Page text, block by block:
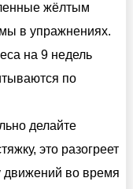
жёлтым
в упражнениях.
на 9 недель
по
делайте
это разогреет
во время